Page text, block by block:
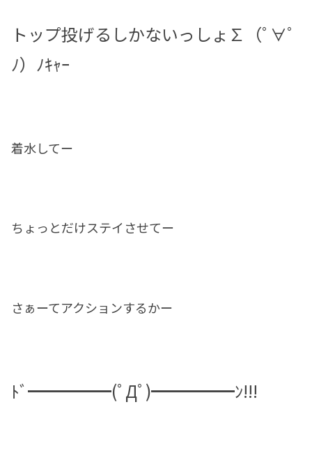
トップ投げるしかないっしょ∑（ﾟ∀ﾟ
ﾉ）ﾉｷｬｰ
着水してー
ちょっとだけステイさせてー
さぁーてアクションするかー
ﾄﾞ━━━━━(ﾟДﾟ)━━━━━ﾝ!!!